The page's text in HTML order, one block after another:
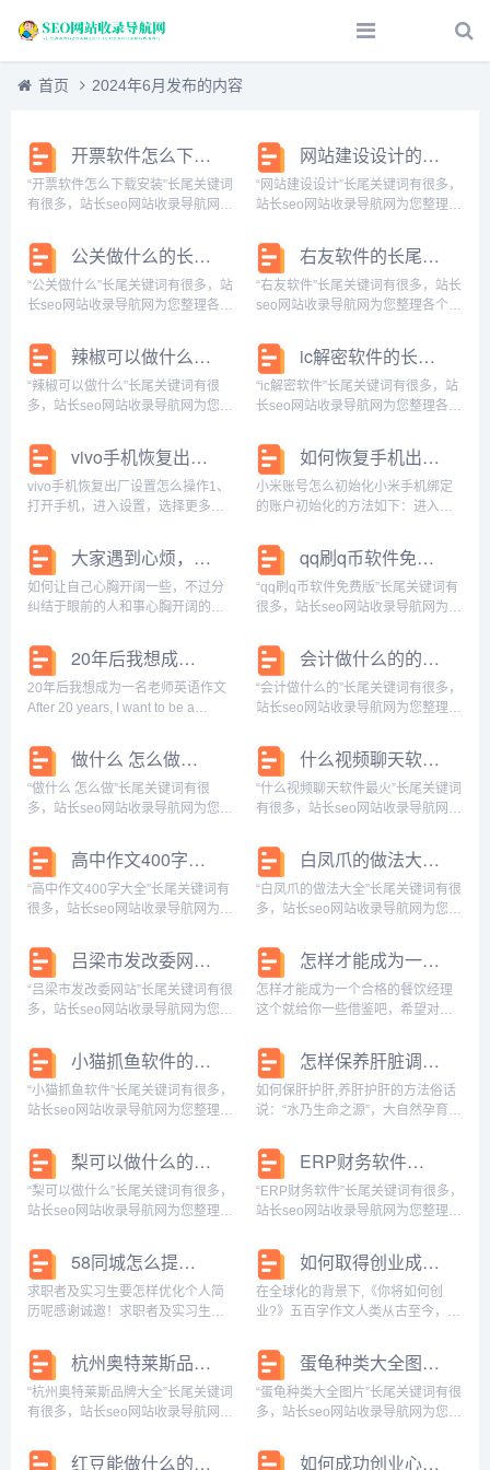
首页 2024年6月发布的内容
开票软件怎么下载安装的长尾关键词是什么
“开票软件怎么下载安装”长尾关键词
有很多，站长seo网站收录导航网为
键词： 百度的相关长尾关键词：手
机开票软件怎么下载安装，诺言开
票软件怎么下载安装，开票软件怎
么下载安装...
网站建设设计的长尾关键词有什么
“网站建设设计”长尾关键词有很多，
站长seo网站收录导航网为您整理各
度的相关长尾关键词：网站建设设
计原则，网站建设设计报价，网站
建设设计咨询，网站建设设计制
作，网站建设...
公关做什么的长尾关键词是什么
“公关做什么”长尾关键词有很多，站
长seo网站收录导航网为您整理各个
的相关长尾关键词：公关做什么工
作，公关做什么的，公关做什么方
面比较好，公关公司提供的服务有
哪些，公关...
右友软件的长尾关键词是什么
“右友软件”长尾关键词有很多，站长
seo网站收录导航网为您整理各个搜
相关长尾关键词：一般说右友是什
么意思，山东右友影视文化传媒有
限公司，右友之间的暗号是什么，
右友来追剧...
辣椒可以做什么的长尾关键词有什么
“辣椒可以做什么”长尾关键词有很
多，站长seo网站收录导航网为您整
词： 百度的相关长尾关键词：辣椒
可以做什么菜，辣椒可以做什么好
吃的，辣椒可以做什么好吃的简笔
画，辣椒可以做...
ic解密软件的长尾关键词是什么
“ic解密软件”长尾关键词有很多，站
长seo网站收录导航网为您整理各个
的相关长尾关键词：ic卡解密软件手
机版，ic卡解密软件哪个好用，ic卡
解密软件下载，ic卡解密软件...
vivo手机恢复出厂设置怎么操作
vivo手机恢复出厂设置怎么操作1、
打开手机，进入设置，选择更多设
点击恢复出厂设置，进入下一页
面。3、进入之后，选择清除所有数
据。4、勾选格式化手机存储，点击
重置手机，...
如何恢复手机出厂设置小米12系统版本号
小米账号怎么初始化小米手机绑定
的账户初始化的方法如下：进入手
是:更多设置)-备份与重置-【恢复出
厂设置】。点击屏幕下方的【恢复
出厂设置】,在弹出窗口选择【确定
重置】(...
大家遇到心烦，特别堵的时候，怎么让自己心情好起来，求告知
如何让自己心胸开阔一些，不过分
纠结于眼前的人和事心胸开阔的
事物的看法更为长远，性格也较为
开朗。那如何才能让自己心胸开阔
些呢，要从自我开导，格局，见识
等等这些方面着手。人生...
qq刷q币软件免费版的长尾关键词有什么
“qq刷q币软件免费版”长尾关键词有
很多，站长seo网站收录导航网为您
词： 百度的相关长尾关键词：qq刷
Q币软件免费版下载，qq刷q币软件
免费版下载安装，qq刷q币软件免...
20年后我想成为一名老师英语作文
20年后我想成为一名老师英语作文
After 20 years, I want to be a
educate students, to lea...
会计做什么的的长尾关键词有什么
“会计做什么的”长尾关键词有很多，
站长seo网站收录导航网为您整理各
度的相关长尾关键词：会计做什么
的 英文，会计做什么的职业，会计
做什么的呀，会计做什么的啊，会
计做什么...
做什么 怎么做的长尾关键词有什么
“做什么 怎么做”长尾关键词有很
多，站长seo网站收录导航网为您整
词： 百度的相关长尾关键词：做什
么怎么做下一句是什么，做什么怎
么做为什么做，做什么怎么做何时
做可称作计划内...
什么视频聊天软件最火的长尾关键词有什么
“什么视频聊天软件最火”长尾关键词
有很多，站长seo网站收录导航网为
键词： 百度的相关长尾关键词：什
么视频聊天软件最火最好，什么视
频聊天软件最火最好用，什么视频
聊天软件最...
高中作文400字大全的长尾关键词有什么
“高中作文400字大全”长尾关键词有
很多，站长seo网站收录导航网为您
词： 百度的相关长尾关键词：高中
作文400字大全20篇，高中作文400
字大全集，高中作文400字大全...
白凤爪的做法大全的长尾关键词有哪些
“白凤爪的做法大全”长尾关键词有很
多，站长seo网站收录导航网为您整
词： 百度的相关长尾关键词：白凤
爪的做法大全凉拌，白凤爪的做法
大全凉拌窍门，白凤爪的做法大全
图解，白凤爪...
吕梁市发改委网站的长尾关键词有哪些
“吕梁市发改委网站”长尾关键词有很
多，站长seo网站收录导航网为您整
词： 百度的相关长尾关键词：吕梁
市发改委网站官网，吕梁市发改委
网站首页，吕梁市发改委网站公
示，吕梁市发改...
怎样才能成为一个合格的餐饮经理
怎样才能成为一个合格的餐饮经理
这个就给你一些借鉴吧，希望对你
理，首先你要具有扎实的基本功，
例如前厅经理要懂服务和营销，后
厨的厨师长要懂产品一样，如果是
店长，就要懂得综合管理...
小猫抓鱼软件的长尾关键词是什么
“小猫抓鱼软件”长尾关键词有很多，
站长seo网站收录导航网为您整理各
度的相关长尾关键词：小猫抓鱼软
件下载，小猫抓鱼软件叫什么，小
猫抓鱼软件下载安装，小猫抓鱼的
软件，小猫...
怎样保养肝脏调理最好的方法
如何保肝护肝,养肝护肝的方法俗话
说：“水乃生命之源”，大自然孕育万
不开水的滋养，尤其对于肝脏而
言，如果身体缺水，体内的有害物
质将无法及时排出体外，从而导致
有害物质在体内不...
梨可以做什么的长尾关键词有什么
“梨可以做什么”长尾关键词有很多，
站长seo网站收录导航网为您整理各
度的相关长尾关键词：梨可以做什
么美食，梨可以做什么好吃的，梨
可以做什么甜品，梨可以做什么
汤，梨可以做...
ERP财务软件的长尾关键词有什么
“ERP财务软件”长尾关键词有很多，
站长seo网站收录导航网为您整理各
度的相关长尾关键词：erp财务软件
实训课程总结，erp财务软件有哪些
软件，金蝶erp财务软件，ER...
58同城怎么提高职位浏览量
求职者及实习生要怎样优化个人简
历呢感谢诚邀！求职者及实习生的
到投递及获得面试机会的概率，特
别是竞争激烈的岗位，HR要在众多
简历中筛选出与所需岗位匹配度较
高的候选人，需要求...
如何取得创业成功论文800字范文图片
在全球化的背景下,《你将如何创
业?》五百字作文人类从古至今，都
昌盛的国家。创业，不是一件容易
的事，它必须付出辛勤的劳动与汗
水。例如西藏日喀则仁布县仁布村
农民群培次仁，凭借...
杭州奥特莱斯品牌大全的长尾关键词有什么
“杭州奥特莱斯品牌大全”长尾关键词
有很多，站长seo网站收录导航网为
键词： 百度的相关长尾关键词：杭
蛋龟种类大全图片的长尾关键词有什么
“蛋龟种类大全图片”长尾关键词有很
多，站长seo网站收录导航网为您整
词： 百度的相关长尾关键词：蛋龟
红豆能做什么的长尾关键词是什么 如何成功创业心得体会范文800字作文